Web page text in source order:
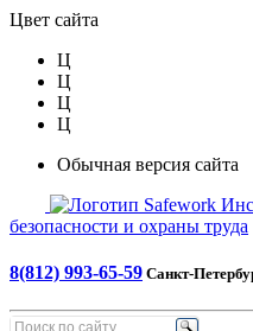
Цвет сайта
Ц
Ц
Ц
Ц
Обычная версия сайта
Safework
безопасности и охраны труда
8(812) 993-65-59 Санкт-